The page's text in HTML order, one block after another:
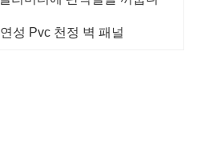
성 Pvc 천정 벽 패널